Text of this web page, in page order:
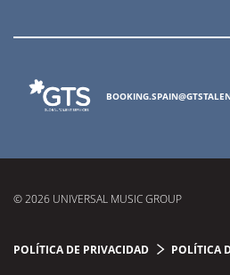
© 2026 UNIVERSAL MUSIC GROUP
POLÍTICA DE PRIVACIDAD POLÍTICA